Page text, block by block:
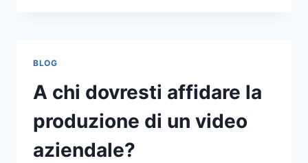
NELLE
SCOMMESSE
SPORTIVE
ONLINE
BLOG
A chi dovresti affidare la
produzione di un video
aziendale?